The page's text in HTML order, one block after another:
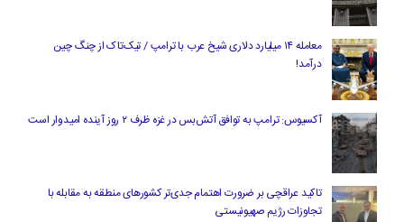
معامله ۱۴ میلیارد دلاری شیخ عرب با ترامپ / تیک‌تاک از چنگ چین
درآمد!
آکسیوس: ترامپ به توافق آتش‌بس در غزه ظرف ۲ روز آینده امیدوار است
تاکید عراقچی بر ضرورت اهتمام جدی‌تر کشورهای منطقه به مقابله با
تجاوزات رژیم صهیونیستی